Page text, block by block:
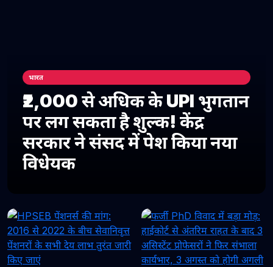
भारत
₹2,000 से अधिक के UPI भुगतान
पर लग सकता है शुल्क! केंद्र
सरकार ने संसद में पेश किया नया
विधेयक